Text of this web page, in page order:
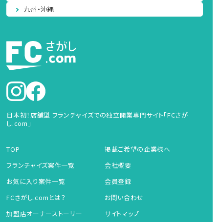
九州・沖縄
日本初！店舗型 フランチャイズでの独立開業専門サイト「FCさが
し.com」
TOP
フランチャイズ案件一覧
お気に入り案件一覧
FCさがし.comとは？
加盟店オーナーストーリー
掲載ご希望の企業様へ
会社概要
会員登録
お問い合わせ
サイトマップ